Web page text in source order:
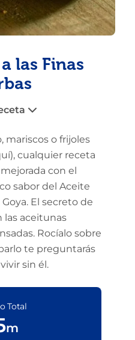
las Finas
mariscos o frijoles
cualquier receta
con el
sabor del Aceite
El secreto de
las aceitunas
Rocíalo sobre
te preguntarás
sin él.
Total
m